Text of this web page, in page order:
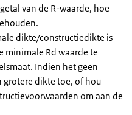
van de R-waarde, hoe
dikte/constructiedikte is
minimale Rd waarde te
Indien het geen
grotere dikte toe, of hou
om aan de